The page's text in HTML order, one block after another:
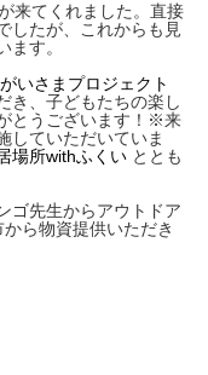
来てくれました。直接
したが、これからも見
す。
いさまプロジェクト
き、子どもたちの楽し
とうございます！※来
していただいていま
場所withふくい ととも
ゴ先生からアウトドア
ら物資提供いただき